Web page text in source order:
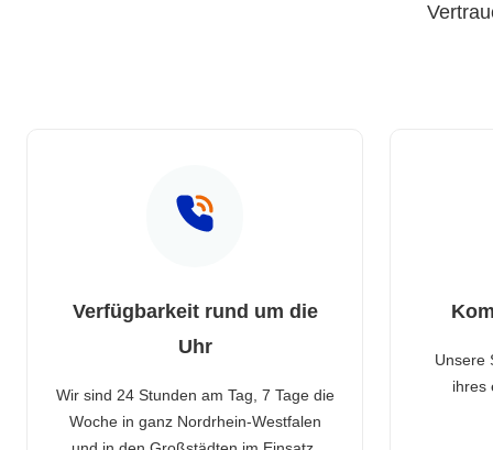
Verfügbarkeit rund um die
Uhr
Wir sind 24 Stunden am Tag, 7 Tage die
Woche in ganz Nordrhein-Westfalen
Unsere
ihres